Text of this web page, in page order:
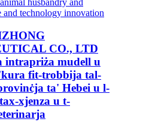
CO., LTD
intrapriża mudell u
fit-trobbija tal-
ta' Hebei u l-
xjenza u t-